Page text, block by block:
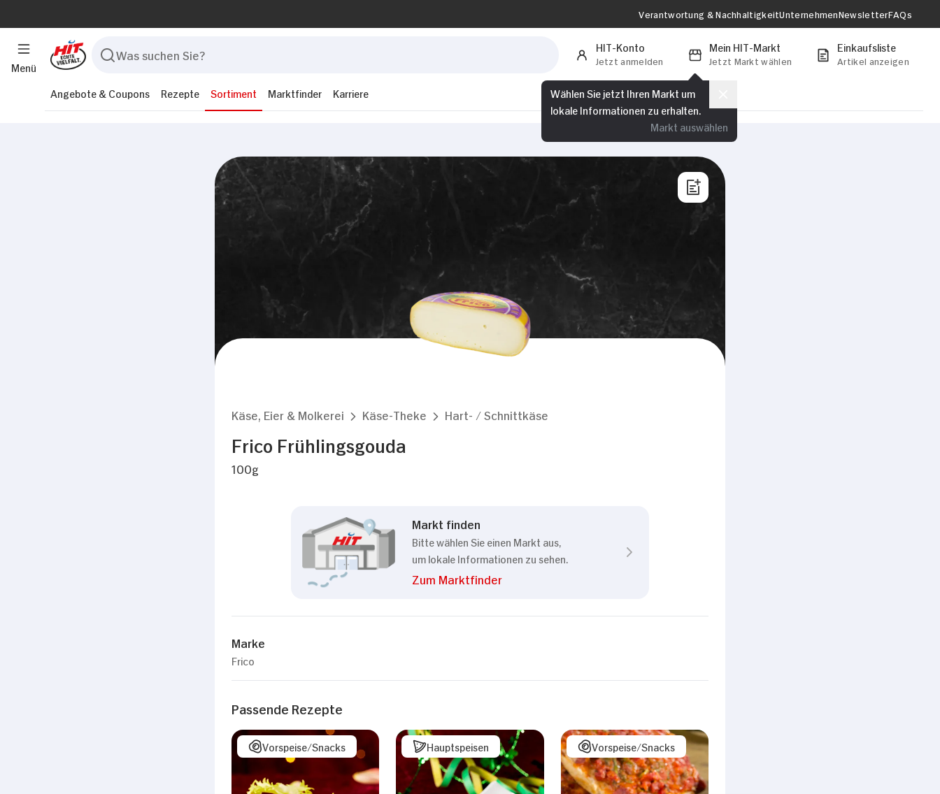
Menü
Verantwortung & NachhaltigkeitUnternehmenNewsletterFAQs
HIT-Konto
Jetzt anmelden
Mein HIT-Markt
Jetzt Markt wählen
Wählen Sie jetzt Ihren Markt um
lokale Informationen zu erhalten.
Markt auswählen
Einkaufsliste
Artikel anzeigen
Angebote & Coupons Rezepte Sortiment Marktfinder Karriere
Käse, Eier & Molkerei Käse-Theke Hart- / Schnittkäse
Frico Frühlingsgouda
100g
Markt finden
Bitte wählen Sie einen Markt aus,
um lokale Informationen zu sehen.
Zum Marktfinder
Marke
Frico
Passende Rezepte
Vorspeise/Snacks Hauptspeisen Vorspeise/Snacks